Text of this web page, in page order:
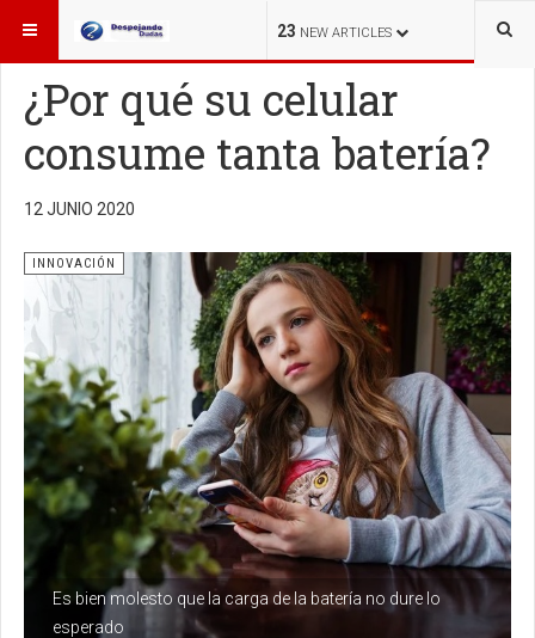
23 NEW ARTICLES
ESTÁ AQUÍ: INNOVACIÓN
¿Por qué su celular
consume tanta batería?
12 JUNIO 2020
Es bien molesto que la carga de la batería no dure lo
esperado
INNOVACIÓN